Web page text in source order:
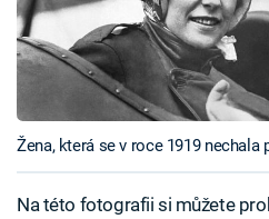
Žena, která se v roce 1919 nechala
Na této fotografii si můžete